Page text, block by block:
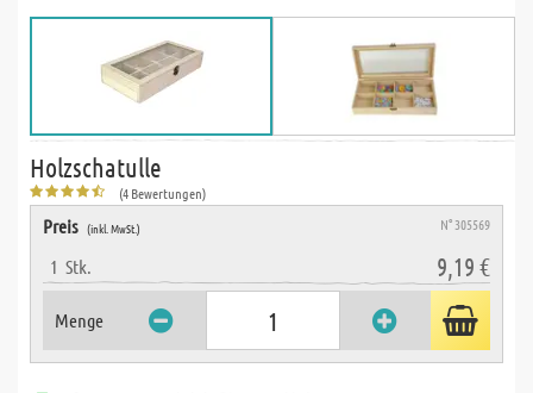
Holzschatulle
(4 Bewertungen)
Preis (inkl. MwSt.) N° 305569
1 Stk. 9,19 €
Menge